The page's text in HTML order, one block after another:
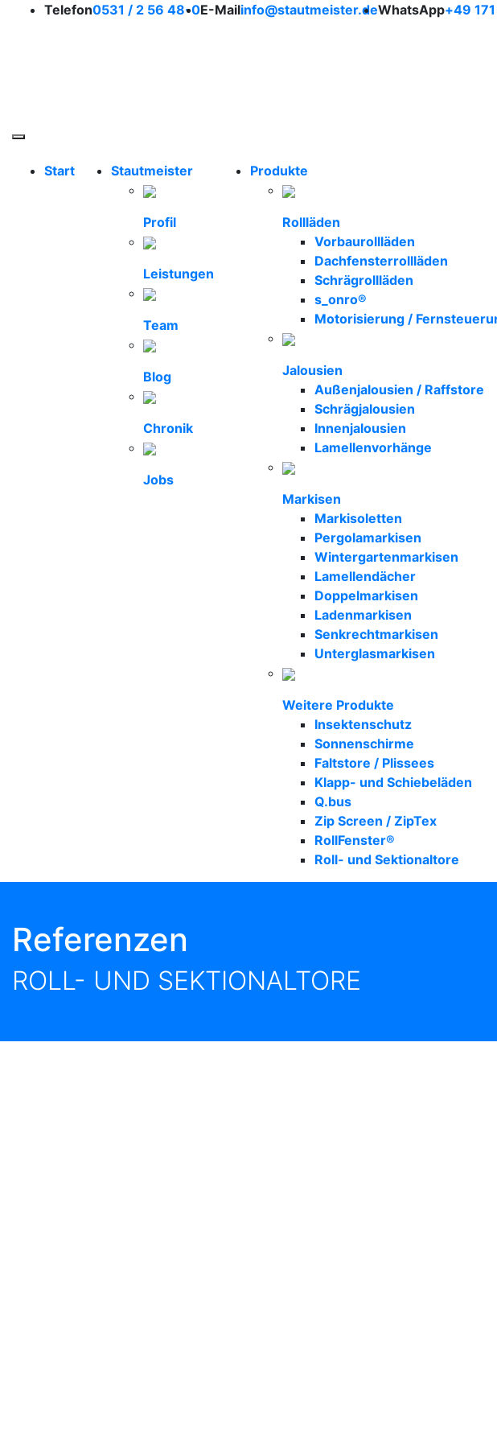
So erreichen Sie uns
Telefon0531 / 2 56 48-0E-Mailinfo@stautmeister.deWhatsApp+49
Stautmeister Braunschweiger
Start
Stautmeister
Profil
Leistungen
Team
Blog
Chronik
Jobs
Produkte
Rollläden
Vorbaurollläden
Dachfensterrollläden
Schrägrollläden
s_onro®
Motorisierung /
Jalousien
Außenjalousien / Raffstore
Schrägjalousien
Innenjalousien
Lamellenvorhänge
Markisen
Markisoletten
Pergolamarkisen
Wintergartenmarkisen
Lamellendächer
Doppelmarkisen
Ladenmarkisen
Senkrechtmarkisen
Unterglasmarkisen
Weitere Produkte
Insektenschutz
Sonnenschirme
Faltstore / Plissees
Klapp- und Schiebeläden
Q.bus
Zip Screen / ZipTex
RollFenster®
Roll- und Sektionaltore
Referenzen
ROLL- UND SEKTIONALTORE